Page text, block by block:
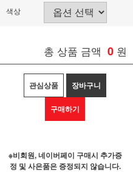
색상
총 상품 금액 0 원
관심상품 장바구니
구매하기
※비회원, 네이버페이 구매시 추가증
정 및 사은품은 증정되지 않습니다.